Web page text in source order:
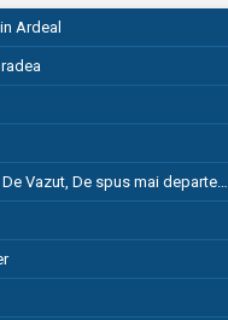
Ardeal
De Vazut, De spus mai departe…
580